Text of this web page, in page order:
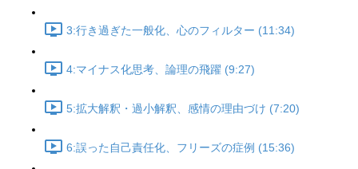
3:行き過ぎた一般化、心のフィルター (11:34)
4:マイナス化思考、論理の飛躍 (9:27)
5:拡大解釈・過小解釈、感情の理由づけ (7:20)
6:誤った自己責任化、フリーズの症例 (15:36)